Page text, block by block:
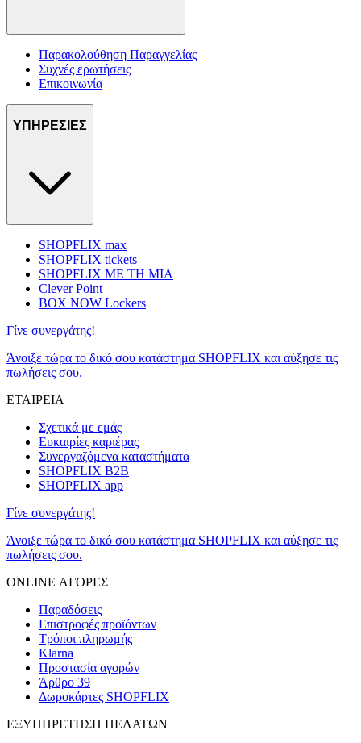
Παρακολούθηση Παραγγελίας
Συχνές ερωτήσεις
Επικοινωνία
ΥΠΗΡΕΣΙΕΣ
SHOPFLIX max
SHOPFLIX tickets
SHOPFLIX ΜΕ ΤΗ ΜΙΑ
Clever Point
BOX NOW Lockers
Γίνε συνεργάτης!
Άνοιξε τώρα το δικό σου κατάστημα SHOPFLIX και αύξησε τις
πωλήσεις σου.
ΕΤΑΙΡΕΙΑ
Σχετικά με εμάς
Ευκαιρίες καριέρας
Συνεργαζόμενα καταστήματα
SHOPFLIX B2B
SHOPFLIX app
Γίνε συνεργάτης!
Άνοιξε τώρα το δικό σου κατάστημα SHOPFLIX και αύξησε τις
πωλήσεις σου.
ONLINE ΑΓΟΡΕΣ
Παραδόσεις
Επιστροφές προϊόντων
Τρόποι πληρωμής
Klarna
Προστασία αγορών
Άρθρο 39
Δωροκάρτες SHOPFLIX
ΕΞΥΠΗΡΕΤΗΣΗ ΠΕΛΑΤΩΝ